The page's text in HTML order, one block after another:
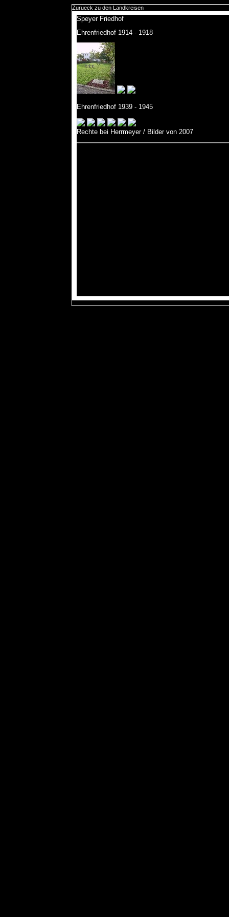
Zurueck zu den Landkreisen
Speyer Friedhof
Ehrenfriedhof 1914 - 1918
Ehrenfriedhof 1939 - 1945
Rechte bei Herrmeyer / Bilder von 2007